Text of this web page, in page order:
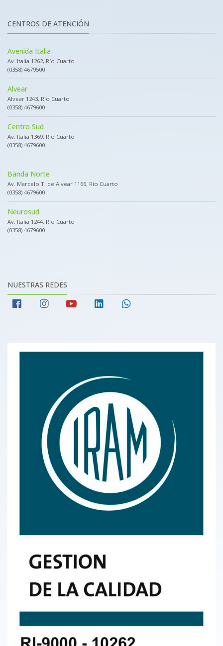
CENTROS DE ATENCIÓN
Avenida Italia
Av. Italia 1262, Río Cuarto
(0358) 4679500
Alvear
Alvear 1243, Río Cuarto
(0358) 4679600
Centro Sud
Av. Italia 1369, Río Cuarto
(0358) 4679600
Banda Norte
Av. Marcelo T. de Alvear 1166, Río Cuarto
(0358) 4679600
Neurosud
Av. Italia 1244, Río Cuarto
(0358) 4679600
NUESTRAS REDES